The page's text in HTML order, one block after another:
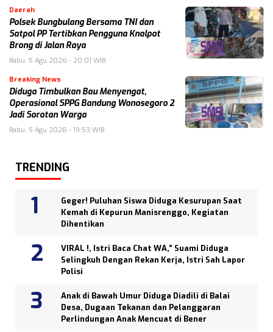
Daerah
Polsek Bungbulang Bersama TNI dan
Satpol PP Tertibkan Pengguna Knalpot
Brong di Jalan Raya
Rabu, 5 Agu 2026 - 20:01 WIB
Breaking News
Diduga Timbulkan Bau Menyengat,
Operasional SPPG Bandung Wonosegoro 2
Jadi Sorotan Warga
Rabu, 5 Agu 2026 - 19:53 WIB
TRENDING
Geger! Puluhan Siswa Diduga Kesurupan Saat
Kemah di Kepurun Manisrenggo, Kegiatan
Dihentikan
VIRAL !, Istri Baca Chat WA,” Suami Diduga
Selingkuh Dengan Rekan Kerja, Istri Sah Lapor
Polisi
Anak di Bawah Umur Diduga Diadili di Balai
Desa, Dugaan Tekanan dan Pelanggaran
Perlindungan Anak Mencuat di Bener